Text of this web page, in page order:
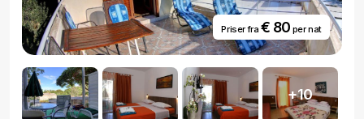
Priser fra€ 80 per nat
+10